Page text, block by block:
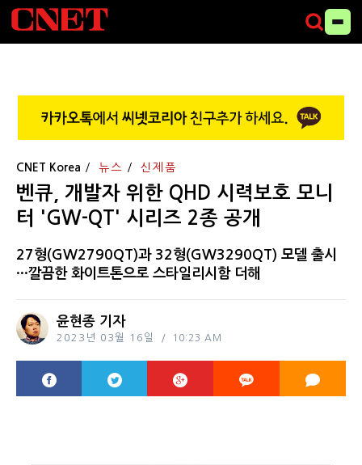
CNET Korea 뉴스 신제품
벤큐, 개발자 위한 QHD 시력보호 모니
터 'GW-QT' 시리즈 2종 공개
27형(GW2790QT)과 32형(GW3290QT) 모델 출시
···깔끔한 화이트톤으로 스타일리시함 더해
윤현종 기자
2023년 03월 16일 10:23 AM